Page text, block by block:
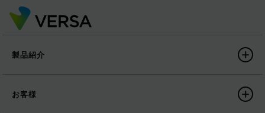
製品紹介
お客様